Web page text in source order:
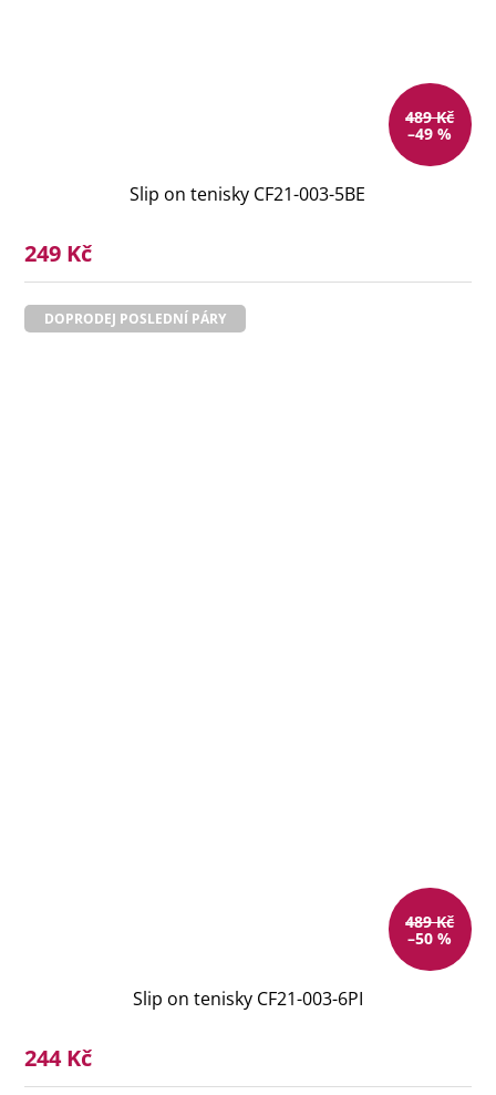
489 Kč
–49 %
Slip on tenisky CF21-003-5BE
249 Kč
DOPRODEJ POSLEDNÍ PÁRY
489 Kč
–50 %
Slip on tenisky CF21-003-6PI
244 Kč